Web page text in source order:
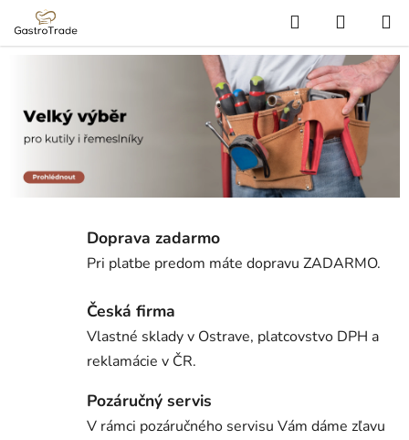
Prejsť
obsah
Hľadať
KOŠÍK
Doprava zadarmo
Pri platbe predom máte dopravu ZADARMO.
Česká firma
Vlastné sklady v Ostrave, platcovstvo DPH a
reklamácie v ČR.
Pozáručný servis
V rámci pozáručného servisu Vám dáme zľavu